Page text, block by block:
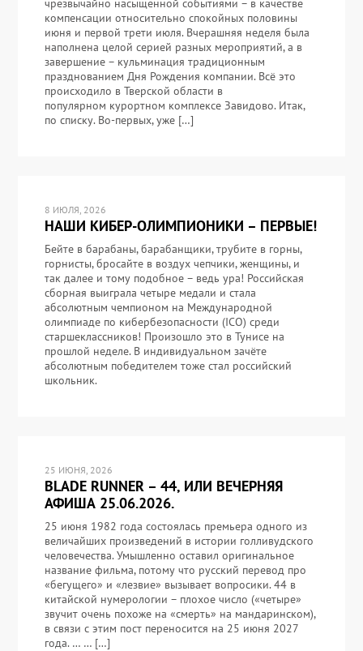
чрезвычайно насыщенной событиями – в качестве
компенсации относительно спокойных половины
июня и первой трети июля. Вчерашняя неделя была
наполнена целой серией разных мероприятий, а в
завершение – кульминация традиционным
празднованием Дня Рождения компании. Всё это
происходило в Тверской области в
популярном курортном комплексе Завидово. Итак,
по списку. Во-первых, уже […]
8 ИЮЛЯ, 2026
НАШИ КИБЕР-ОЛИМПИОНИКИ – ПЕРВЫЕ!
Бейте в барабаны, барабанщики, трубите в горны,
горнисты, бросайте в воздух чепчики, женщины, и
так далее и тому подобное – ведь ура! Российская
сборная выиграла четыре медали и стала
абсолютным чемпионом на Международной
олимпиаде по кибербезопасности (ICO) среди
старшеклассников! Произошло это в Тунисе на
прошлой неделе. В индивидуальном зачёте
абсолютным победителем тоже стал российский
школьник.
25 ИЮНЯ, 2026
BLADE RUNNER – 44, ИЛИ ВЕЧЕРНЯЯ
АФИША 25.06.2026.
25 июня 1982 года состоялась премьера одного из
величайших произведений в истории голливудского
человечества. Умышленно оставил оригинальное
название фильма, потому что русский перевод про
«бегущего» и «лезвие» вызывает вопросики. 44 в
китайской нумерологии – плохое число («четыре»
звучит очень похоже на «смерть» на мандаринском),
в связи с этим пост переносится на 25 июня 2027
года. … … […]